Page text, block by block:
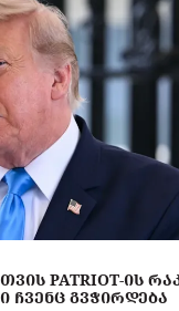
PATRIOT-ᲘᲡ
ᲩᲕᲔᲜᲪ ᲒᲕᲭᲘᲠᲓᲔᲑᲐ